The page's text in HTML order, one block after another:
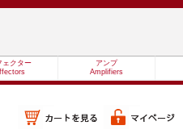
ェクター
アンプ
Amplifiers